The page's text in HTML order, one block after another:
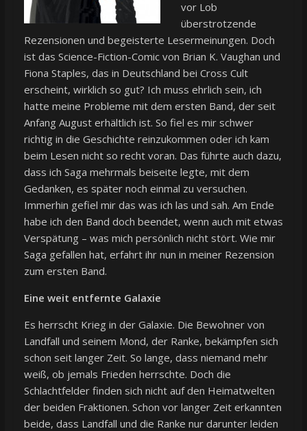
vor Lob
überstrotzende
Rezensionen und begeisterte Lesermeinungen. Doch
ist das Science-Fiction-Comic von Brian K. Vaughan und
Fiona Staples, das in Deutschland bei Cross Cult
erscheint, wirklich so gut? Ich muss ehrlich sein, ich
hatte meine Probleme mit dem ersten Band, der seit
Anfang August erhältlich ist. So fiel es mir schwer
richtig in die Geschichte reinzukommen oder ich kam
beim Lesen nicht so recht voran. Das führte auch dazu,
dass ich Saga mehrmals beiseite legte, mit dem
Gedanken, es später noch einmal zu versuchen.
Immerhin gefiel mir das was ich las und sah. Am Ende
habe ich den Band doch beendet, wenn auch mit etwas
Verspätung – was mich persönlich nicht stört. Wie mir
Saga gefallen hat, erfahrt ihr nun in meiner Rezension
zum ersten Band.
Eine weit entfernte Galaxie
Es herrscht Krieg in der Galaxie. Die Bewohner von
Landfall und seinem Mond, der Ranke, bekämpfen sich
schon seit langer Zeit. So lange, dass niemand mehr
weiß, ob jemals Frieden herrschte. Doch die
Schlachtfelder finden sich nicht auf den Heimatwelten
der beiden Fraktionen. Schon vor langer Zeit erkannten
beide, dass Landfall und die Ranke nur darunter leiden